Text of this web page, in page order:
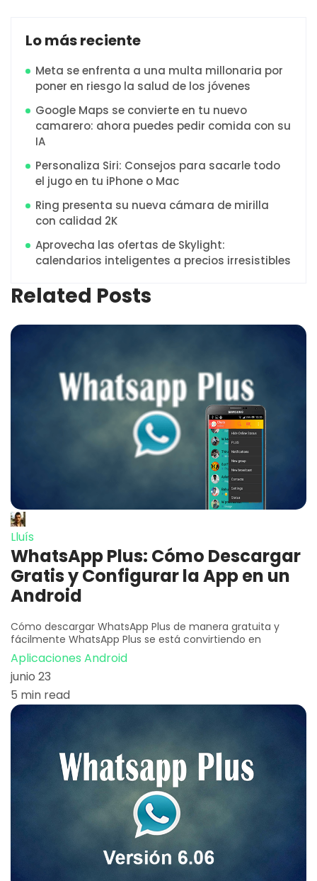
Lo más reciente
Meta se enfrenta a una multa millonaria por
poner en riesgo la salud de los jóvenes
Google Maps se convierte en tu nuevo
camarero: ahora puedes pedir comida con su
IA
Personaliza Siri: Consejos para sacarle todo
el jugo en tu iPhone o Mac
Ring presenta su nueva cámara de mirilla
con calidad 2K
Aprovecha las ofertas de Skylight:
calendarios inteligentes a precios irresistibles
Related Posts
Lluís
WhatsApp Plus: Cómo Descargar
Gratis y Configurar la App en un
Android
Cómo descargar WhatsApp Plus de manera gratuita y
fácilmente WhatsApp Plus se está convirtiendo en
Aplicaciones Android
junio 23
5 min read